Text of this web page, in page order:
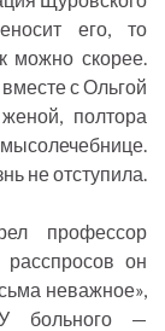
его, то
можно скорее.
с Ольгой
полтора
не отступила.
профессор
он
неважное»,
больного —